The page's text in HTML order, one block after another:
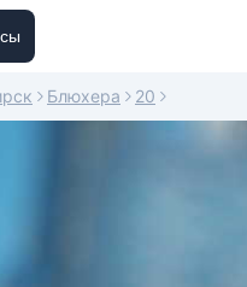
Блюхера 20